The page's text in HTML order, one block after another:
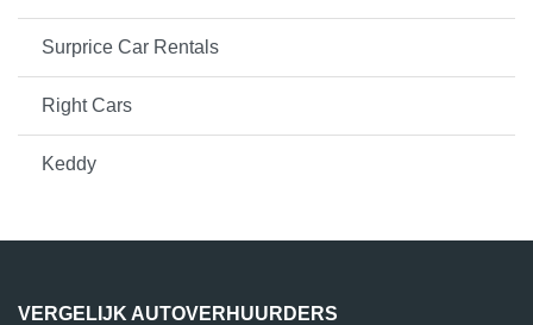
Surprice Car Rentals
Right Cars
Keddy
VERGELIJK AUTOVERHUURDERS